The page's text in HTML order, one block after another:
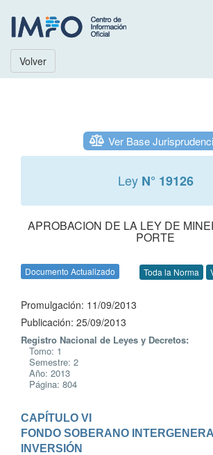
Volver
Ver Base
Ley N° 19126
APROBACION DE LA LEY DE
PORTE
Documento Actualizado Toda la Norma
Promulgación: 11/09/2013
Publicación: 25/09/2013
Registro Nacional de Leyes y Decretos:
Tomo: 1
Semestre: 2
Año: 2013
Página: 804
CAPÍTULO VI
FONDO SOBERANO
INVERSIÓN